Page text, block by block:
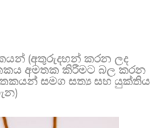
(අතුරුදහන් කරන ලද
අමතක කිරීමට බල කරන
සමග සත්‍ය සහ යුක්තිය